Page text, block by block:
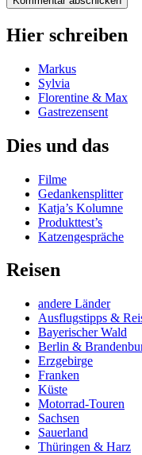
Hier schreiben
Markus
Sylvia
Florentine & Max
Gastrezensent
Dies und das
Filme
Gedankensplitter
Katja’s Kolumne
Produkttest’s
Katzengespräche
Reisen
andere Länder
Ausflugstipps &
Bayerischer Wald
Berlin &
Erzgebirge
Franken
Küste
Motorrad-Touren
Sachsen
Sauerland
Thüringen & Harz